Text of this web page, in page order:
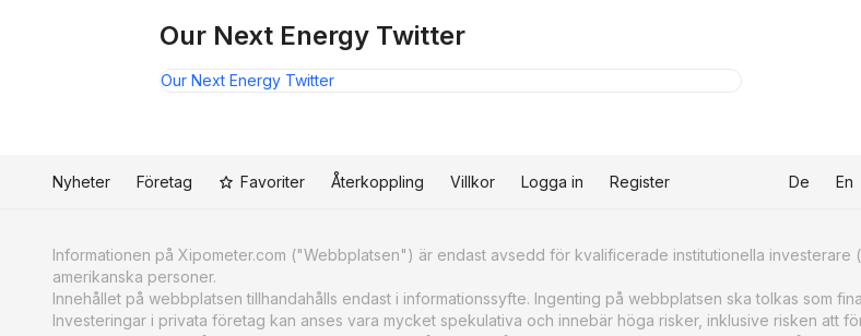
Our Next Energy Twitter
Our Next Energy Twitter
Nyheter Företag Favoriter Återkoppling Villkor Logga in Register De En
Informationen på Xipometer.com ("Webbplatsen") är endast avsedd för kvalificerade institutionella
amerikanska personer.
Innehållet på webbplatsen tillhandahålls endast i informationssyfte. Ingenting på webbplatsen ska tolkas som
Investeringar i privata företag kan anses vara mycket spekulativa och innebär höga risker, inklusive risken att